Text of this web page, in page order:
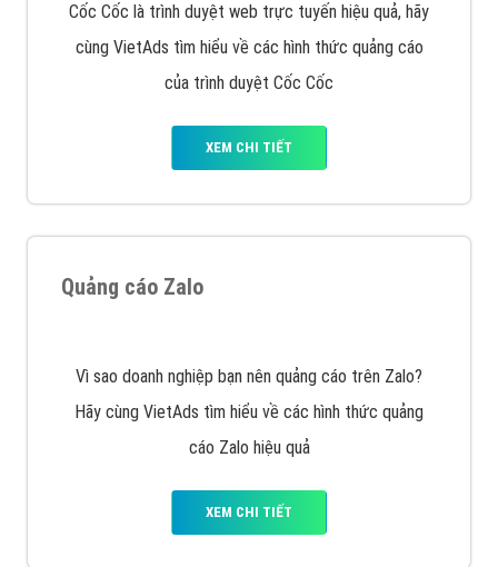
Cốc Cốc là trình duyệt web trực tuyến hiệu quả, hãy
cùng VietAds tìm hiểu về các hình thức quảng cáo
của trình duyệt Cốc Cốc
XEM CHI TIẾT
Quảng cáo Zalo
Vì sao doanh nghiệp bạn nên quảng cáo trên Zalo?
Hãy cùng VietAds tìm hiểu về các hình thức quảng
cáo Zalo hiệu quả
XEM CHI TIẾT